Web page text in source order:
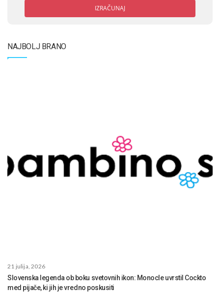
IZRAČUNAJ
NAJBOLJ BRANO
21 julija, 2026
Slovenska legenda ob boku svetovnih ikon: Monocle uvrstil Cockto
med pijače, ki jih je vredno poskusiti